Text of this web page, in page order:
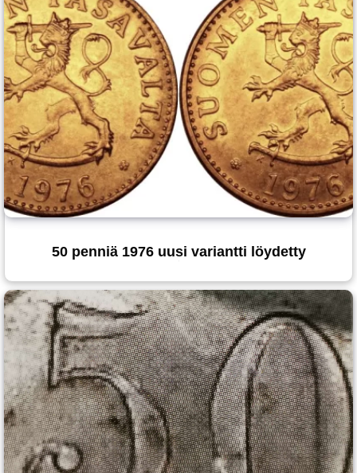
50 penniä 1976 uusi variantti löydetty